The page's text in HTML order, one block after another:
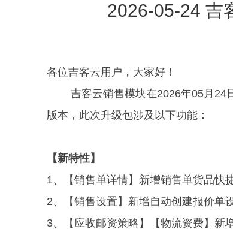
2026-05-24 吉
各位吉客云用户，大家好！
吉客云销售模块在2026年05月24日
版本，此次升级包涉及以下功能：
【新特性】
1、【销售单详情】新增销售单货品快
2、【销售设置】新增自动创建报价单
3、【应收邮资策略】【物流资费】新